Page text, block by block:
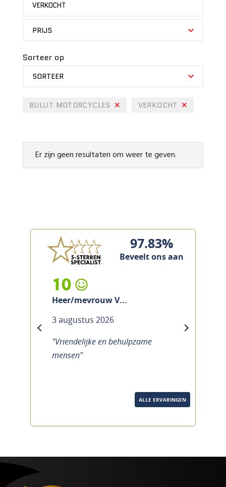
VERKOCHT
PRIJS
Sorteer op
SORTEER
BULLIT MOTORCYCLES VERKOCHT
Er zijn geen resultaten om weer te geven.
97.83%
Beveelt ons aan
10
Heer/mevrouw V...
3 augustus 2026
"Vriendelijke en behulpzame
mensen"
next
ALLE ERVARINGEN